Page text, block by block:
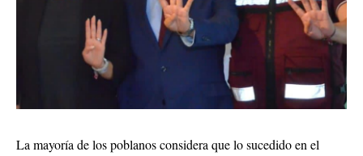
La mayoría de los poblanos considera que lo sucedido en el